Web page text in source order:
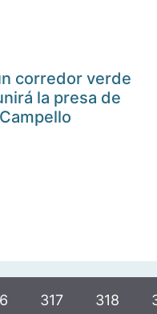
corredor verde
la presa de
317 318